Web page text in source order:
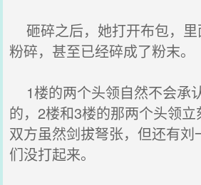
砸碎之后，她打开布包，里
粉碎，甚至已经碎成了粉末。
1楼的两个头领自然不会承
的，2楼和3楼的那两个头领立
双方虽然剑拔弩张，但还有刘
们没打起来。